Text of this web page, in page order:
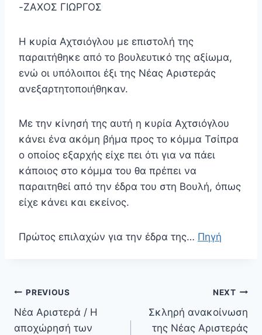
-ΖΑΧΟΣ ΓΙΩΡΓΟΣ
Η κυρία Αχτσιόγλου με επιστολή της
παραιτήθηκε από το βουλευτικό της αξίωμα,
ενώ οι υπόλοιποι έξι της Νέας Αριστεράς
ανεξαρτητοποιήθηκαν.
Με την κίνησή της αυτή η κυρία Αχτσιόγλου
κάνει ένα ακόμη βήμα προς το κόμμα Τσίπρα
ο οποίος εξαρχής είχε πει ότι για να πάει
κάποιος στο κόμμα του θα πρέπει να
παραιτηθεί από την έδρα του στη Βουλή, όπως
είχε κάνει και εκείνος.
Πρώτος επιλαχών για την έδρα της… Πηγή
Πλοήγηση
άρθρων
PREVIOUS
Νέα Αριστερά / Η
αποχώρησή των
NEXT
Σκληρή ανακοίνωση
της Νέας Αριστεράς